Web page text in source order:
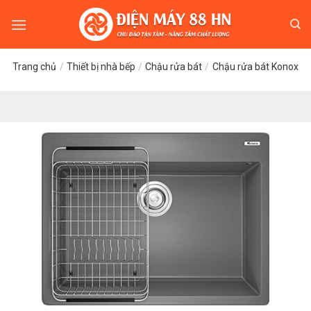
Trang chủ / Thiết bị nhà bếp / Chậu rửa bát / Chậu rửa bát Konox